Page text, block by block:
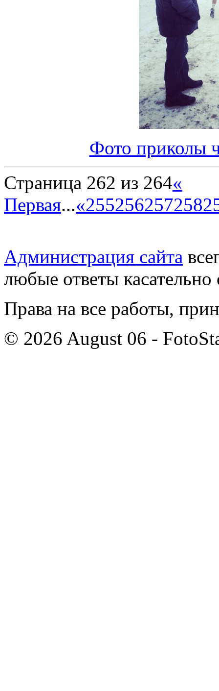
Фото приколы
Страница 262 из 264«
Первая...«255256257258
Администрация сайта
любые ответы касательно
Права на все работы,
© 2026 August 06 -